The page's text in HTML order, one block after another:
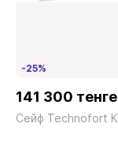
-25%
141 300 тенге